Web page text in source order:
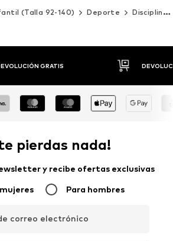
(Talla 92-140) Deporte Disciplinas deportivas
HASTA 30 DÍAS
pierdas nada!
y recibe ofertas exclusivas
Para hombres
correo electrónico